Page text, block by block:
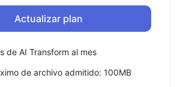
Actualizar plan
de AI Transform al mes
de archivo admitido: 100MB